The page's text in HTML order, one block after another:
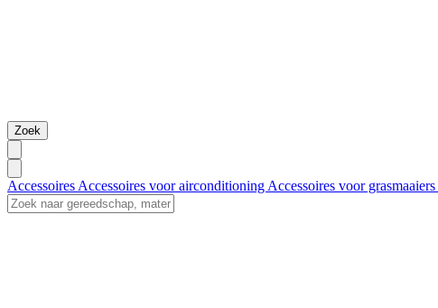
Zoek
Accessoires Accessoires voor airconditioning Accessoires voor grasmaaiers